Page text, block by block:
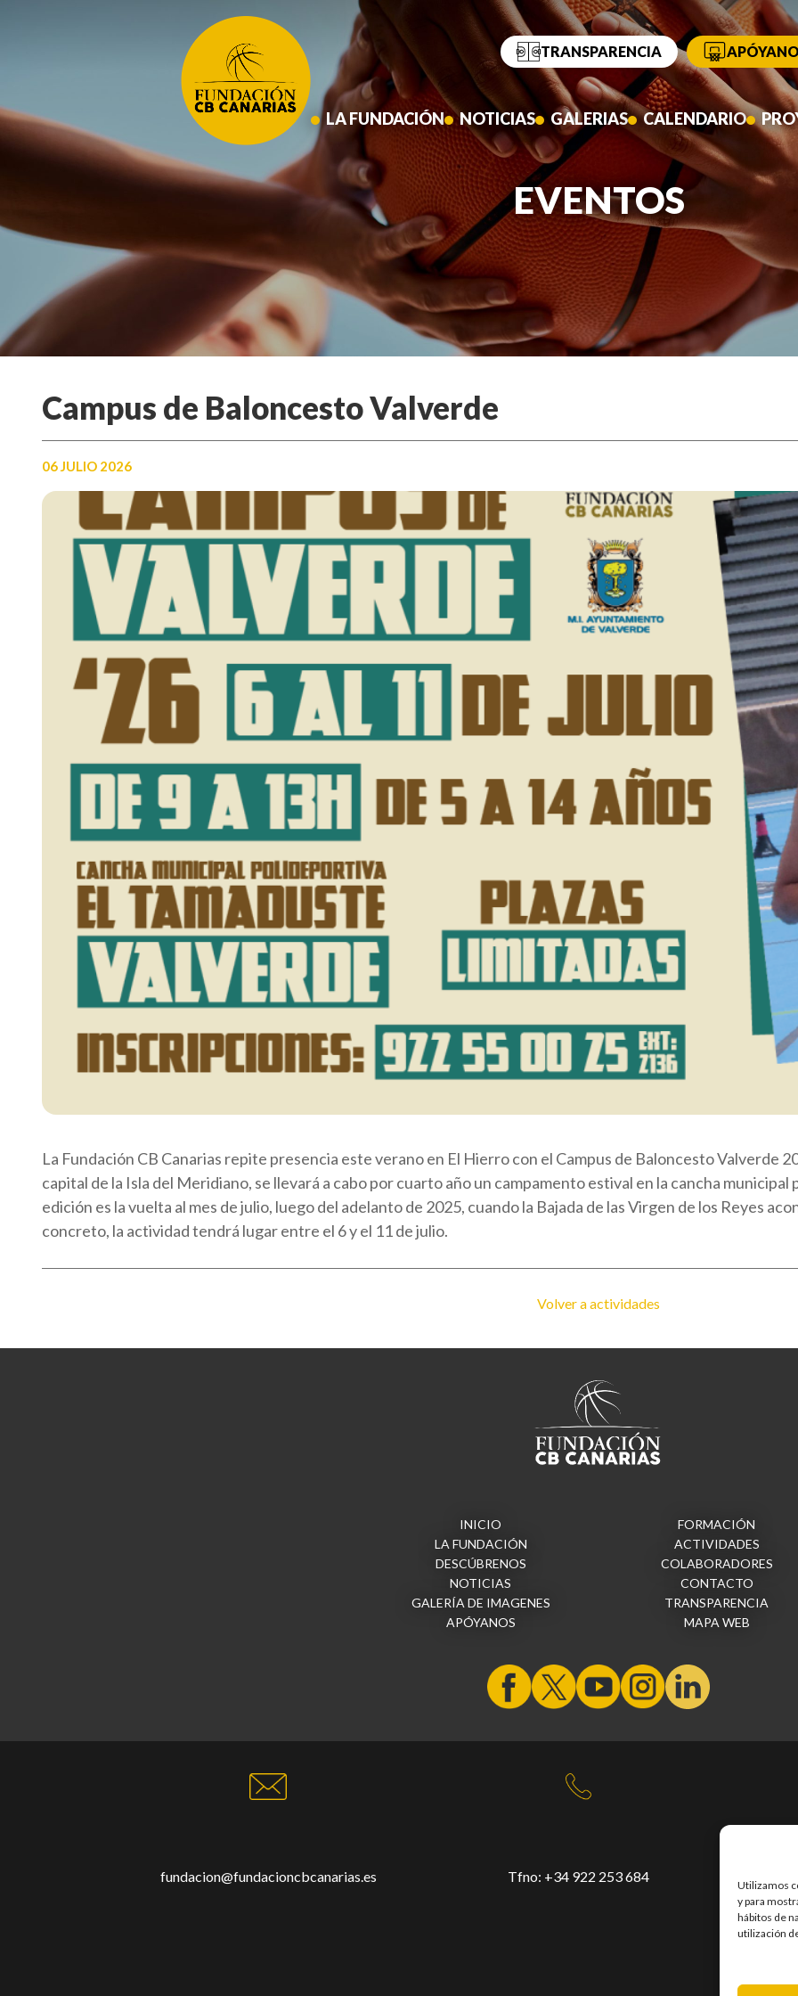
Utilizamos
y para
hábitos de
utilización
TRANSPARENCIA
LA FUNDACIÓN NOTICIAS GALERIAS CALENDARIO
EVENTOS
Campus de Baloncesto Valverde
06 JULIO 2026
La Fundación CB Canarias repite presencia este verano en El Hierro con el Campus de Baloncesto Valverde
capital de la Isla del Meridiano, se llevará a cabo por cuarto año un campamento estival en la cancha
edición es la vuelta al mes de julio, luego del adelanto de 2025, cuando la Bajada de las Virgen de los Reyes
concreto, la actividad tendrá lugar entre el 6 y el 11 de julio.
Volver a actividades
INICIO
FORMACIÓN
LA FUNDACIÓN
ACTIVIDADES
DESCÚBRENOS
COLABORADORES
NOTICIAS
CONTACTO
GALERÍA DE IMAGENES
TRANSPARENCIA
APÓYANOS
MAPA WEB
fundacion@fundacioncbcanarias.es Tfno: +34 922 253 684